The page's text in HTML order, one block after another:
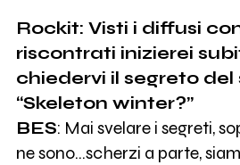
Rockit: Visti i diffusi
riscontrati inizierei
chiedervi il segreto del
“Skeleton winter?”
BES: Mai svelare i segreti,
ne sono…scherzi a parte,